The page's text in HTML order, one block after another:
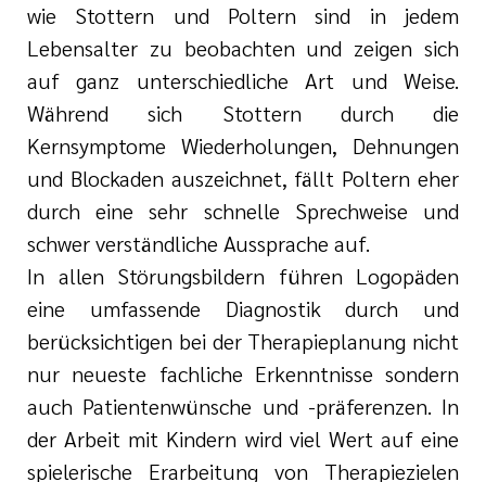
wie Stottern und Poltern sind in jedem
Lebensalter zu beobachten und zeigen sich
auf ganz unterschiedliche Art und Weise.
Während sich Stottern durch die
Kernsymptome Wiederholungen, Dehnungen
und Blockaden auszeichnet, fällt Poltern eher
durch eine sehr schnelle Sprechweise und
schwer verständliche Aussprache auf.
In allen Störungsbildern führen Logopäden
eine umfassende Diagnostik durch und
berücksichtigen bei der Therapieplanung nicht
nur neueste fachliche Erkenntnisse sondern
auch Patientenwünsche und -präferenzen. In
der Arbeit mit Kindern wird viel Wert auf eine
spielerische Erarbeitung von Therapiezielen